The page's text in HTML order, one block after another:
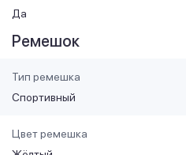
Да
Ремешок
Тип ремешка
Спортивный
Цвет ремешка